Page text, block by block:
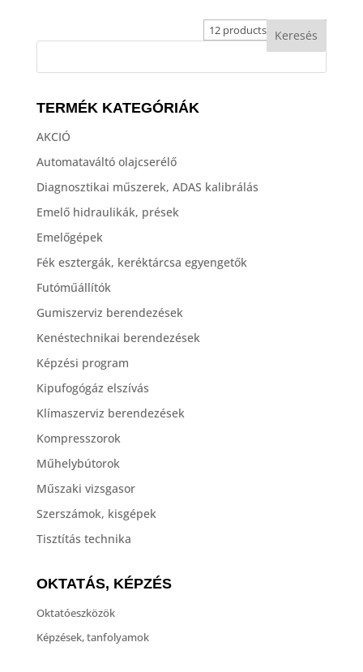
TERMÉK KATEGÓRIÁK
AKCIÓ
Automataváltó olajcserélő
Diagnosztikai műszerek, ADAS kalibrálás
Emelő hidraulikák, prések
Emelőgépek
Fék esztergák, keréktárcsa egyengetők
Futóműállítók
Gumiszerviz berendezések
Kenéstechnikai berendezések
Képzési program
Kipufogógáz elszívás
Klímaszerviz berendezések
Kompresszorok
Műhelybútorok
Műszaki vizsgasor
Szerszámok, kisgépek
Tisztítás technika
OKTATÁS, KÉPZÉS
Oktatóeszközök
Képzések, tanfolyamok